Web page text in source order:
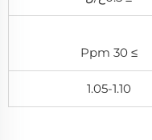
≥ 30 Ppm
1.05-1.10